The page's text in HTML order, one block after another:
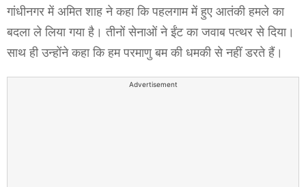
गांधीनगर में अमित शाह ने कहा कि पहलगाम में हुए आतंकी हमले का
बदला ले लिया गया है। तीनों सेनाओं ने ईंट का जवाब पत्थर से दिया।
साथ ही उन्होंने कहा कि हम परमाणु बम की धमकी से नहीं डरते हैं।
Advertisement